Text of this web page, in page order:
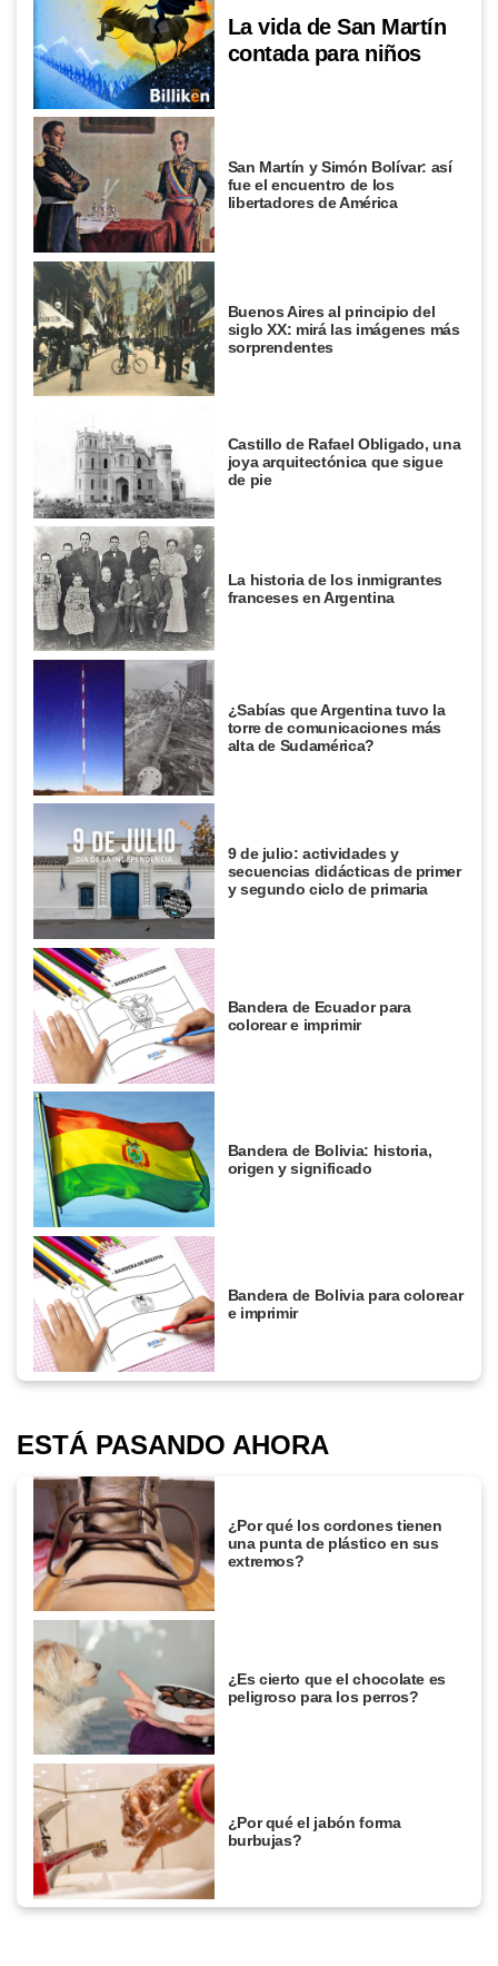
La vida de San Martín
contada para niños
San Martín y Simón Bolívar: así
fue el encuentro de los
libertadores de América
Buenos Aires al principio del
siglo XX: mirá las imágenes más
sorprendentes
Castillo de Rafael Obligado, una
joya arquitectónica que sigue
de pie
La historia de los inmigrantes
franceses en Argentina
¿Sabías que Argentina tuvo la
torre de comunicaciones más
alta de Sudamérica?
9 de julio: actividades y
secuencias didácticas de primer
y segundo ciclo de primaria
Bandera de Ecuador para
colorear e imprimir
Bandera de Bolivia: historia,
origen y significado
Bandera de Bolivia para colorear
e imprimir
ESTÁ PASANDO AHORA
¿Por qué los cordones tienen
una punta de plástico en sus
extremos?
¿Es cierto que el chocolate es
peligroso para los perros?
¿Por qué el jabón forma
burbujas?